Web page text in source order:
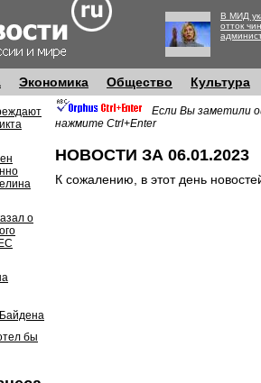
В МИД
отток
Экономика Общество Культура
о
бы
Если Вы заметили
нажмите Ctrl+Enter
НОВОСТИ ЗА 06.01.2023
К сожалению, в этот день